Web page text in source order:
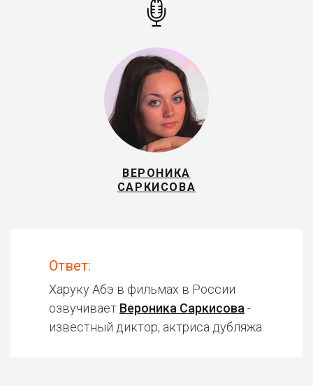
ВЕРОНИКА
САРКИСОВА
Ответ:
Харуку Абэ в фильмах в России
озвучивает Вероника Саркисова -
известный диктор, актриса дубляжа.